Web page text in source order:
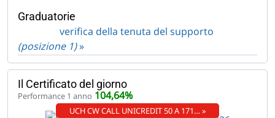
Graduatorie
verifica della tenuta del supporto
(posizione 1)»
Il Certificato del giorno
Performance 1 anno 104,64%
UCH CW CALL UNICREDIT 50 A 171… »